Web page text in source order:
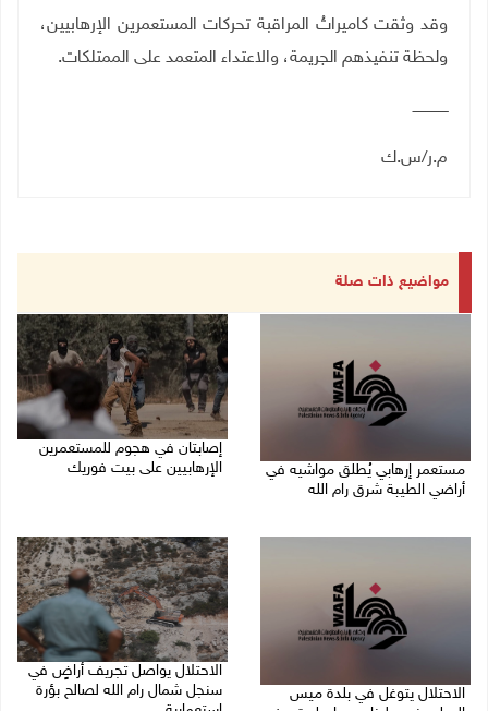
وقد وثقت كاميراتُ المراقبة تحركات المستعمرين الإرهابيين،
ولحظة تنفيذهم الجريمة، والاعتداء المتعمد على الممتلكات.
ــــــــــــــــ
م.ر/س.ك
مواضيع ذات صلة
مستعمر إرهابي يُطلق مواشيه في
أراضي الطيبة شرق رام الله
إصابتان في هجوم للمستعمرين
الإرهابيين على بيت فوريك
الاحتلال يتوغل في بلدة ميس
الاحتلال يواصل تجريف أراضٍ في
سنجل شمال رام الله لصالح بؤرة